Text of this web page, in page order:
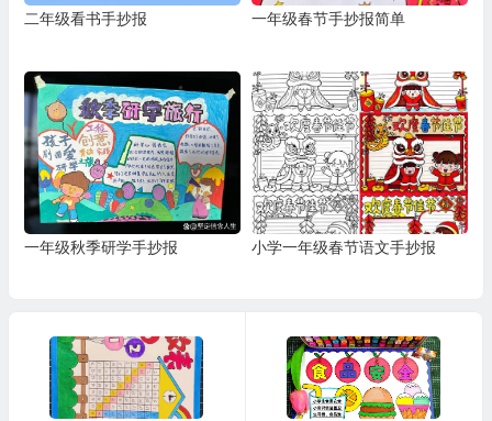
二年级看书手抄报 一年级春节手抄报简单
一年级秋季研学手抄报 小学一年级春节语文手抄报